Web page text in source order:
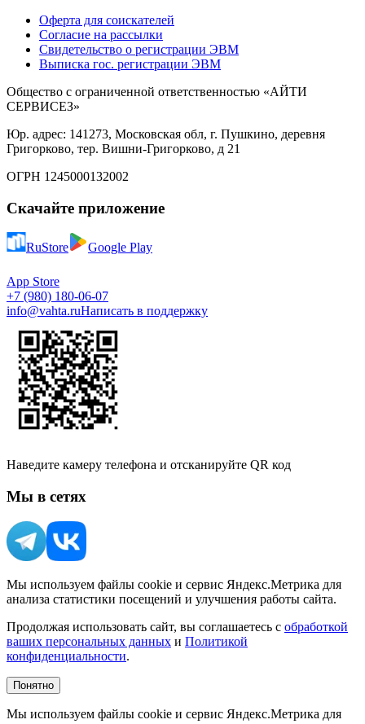
Оферта для соискателей
Согласие на рассылки
Свидетельство о регистрации ЭВМ
Выписка гос. регистрации ЭВМ
Общество с ограниченной ответственностью «АЙТИ
СЕРВИСЕЗ»
Юр. адрес: 141273, Московская обл, г. Пушкино, деревня
Григорково, тер. Вишни-Григорково, д 21
ОГРН 1245000132002
Скачайте приложение
RuStore Google Play
App Store
+7 (980) 180-06-07
info@vahta.ruНаписать в поддержку
Наведите камеру телефона и отсканируйте QR код
Мы в сетях
Мы используем файлы cookie и сервис Яндекс.Метрика для
анализа статистики посещений и улучшения работы сайта.
Продолжая использовать сайт, вы соглашаетесь с обработкой
ваших персональных данных и Политикой
конфиденциальности.
Понятно
Мы используем файлы cookie и сервис Яндекс.Метрика для